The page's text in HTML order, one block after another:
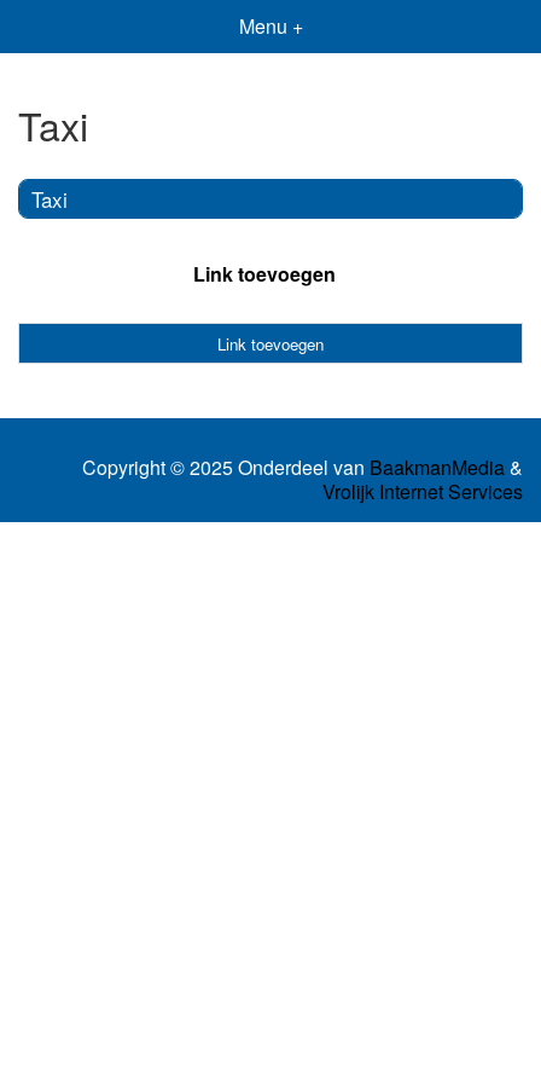
Menu +
Taxi
Taxi
Link toevoegen
Link toevoegen
Copyright © 2025 Onderdeel van BaakmanMedia&
Vrolijk Internet Services